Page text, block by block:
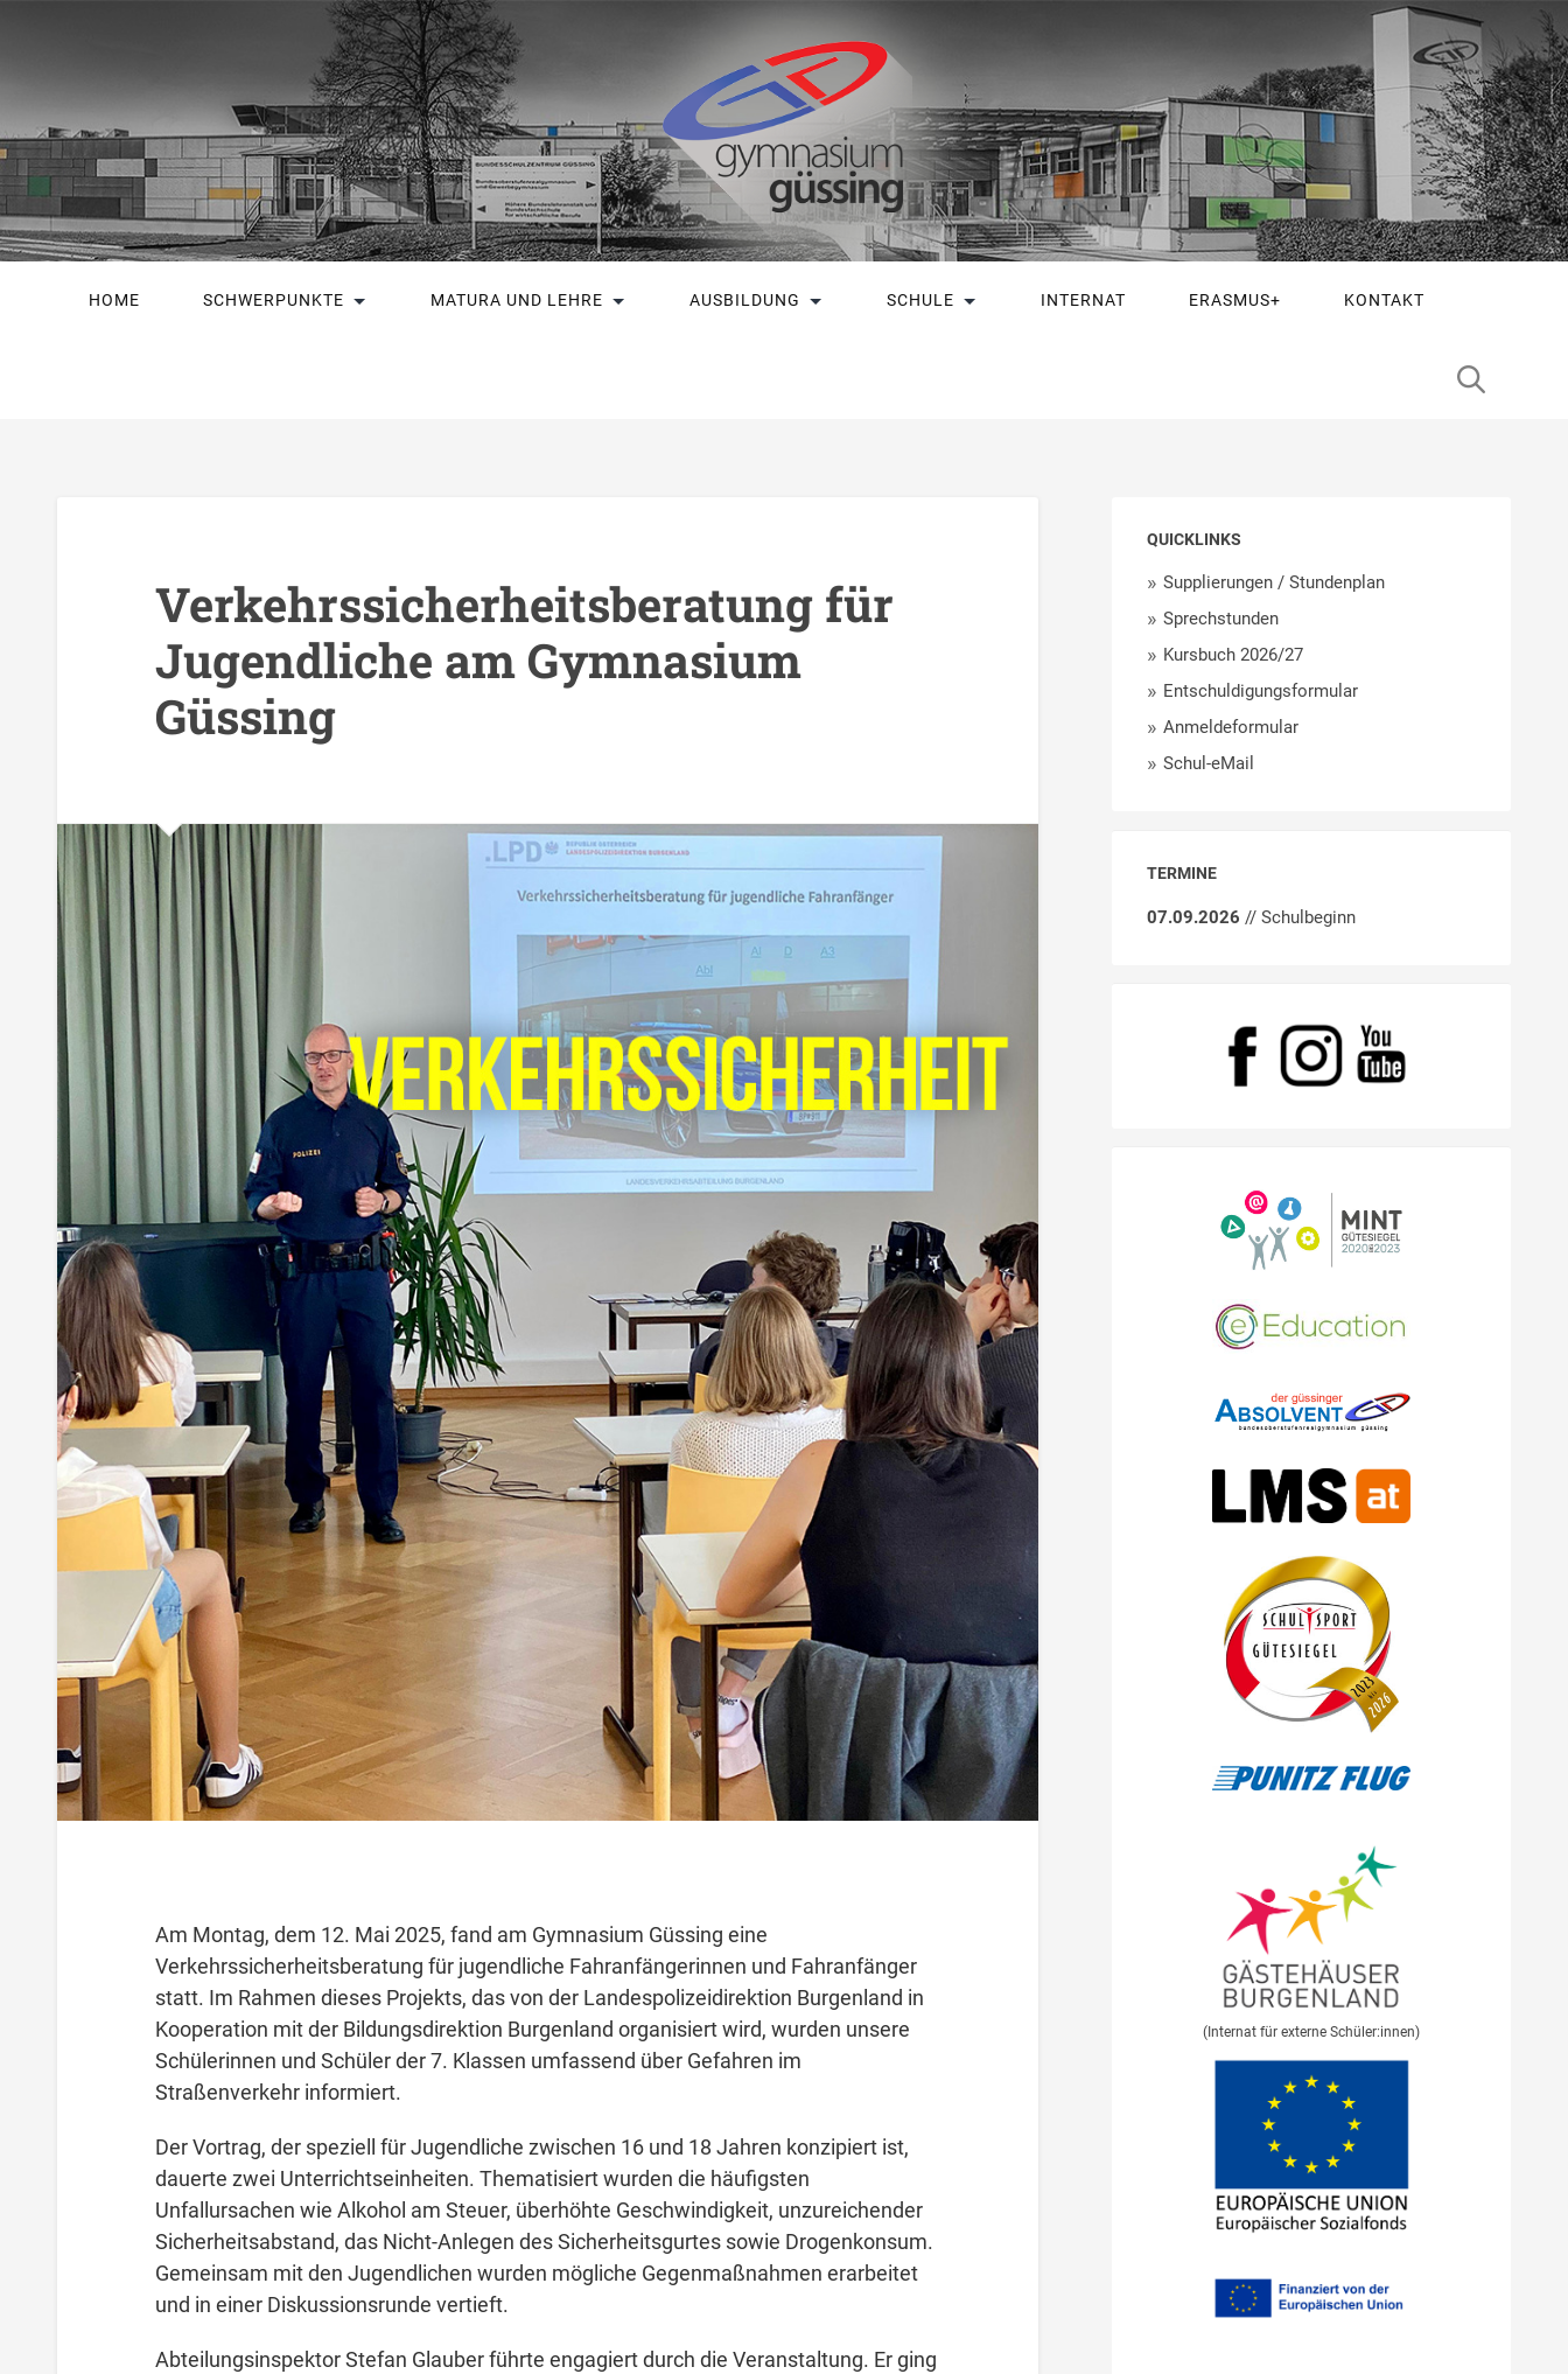
HOME SCHWERPUNKTE MATURA UND LEHRE AUSBILDUNG SCHULE INTERNAT ERASMUS+ KONTAKT
Verkehrssicherheitsberatung für
Jugendliche am Gymnasium
Güssing
Am Montag, dem 12. Mai 2025, fand am Gymnasium Güssing eine
Verkehrssicherheitsberatung für jugendliche Fahranfängerinnen und Fahranfänger
statt. Im Rahmen dieses Projekts, das von der Landespolizeidirektion Burgenland in
Kooperation mit der Bildungsdirektion Burgenland organisiert wird, wurden unsere
Schülerinnen und Schüler der 7. Klassen umfassend über Gefahren im
Straßenverkehr informiert.
Der Vortrag, der speziell für Jugendliche zwischen 16 und 18 Jahren konzipiert ist,
dauerte zwei Unterrichtseinheiten. Thematisiert wurden die häufigsten
Unfallursachen wie Alkohol am Steuer, überhöhte Geschwindigkeit, unzureichender
Sicherheitsabstand, das Nicht-Anlegen des Sicherheitsgurtes sowie Drogenkonsum.
Gemeinsam mit den Jugendlichen wurden mögliche Gegenmaßnahmen erarbeitet
und in einer Diskussionsrunde vertieft.
Abteilungsinspektor Stefan Glauber führte engagiert durch die Veranstaltung. Er ging
QUICKLINKS
Supplierungen / Stundenplan
Sprechstunden
Kursbuch 2026/27
Entschuldigungsformular
Anmeldeformular
Schul-eMail
TERMINE
07.09.2026 // Schulbeginn
(Internat für externe Schüler:innen)